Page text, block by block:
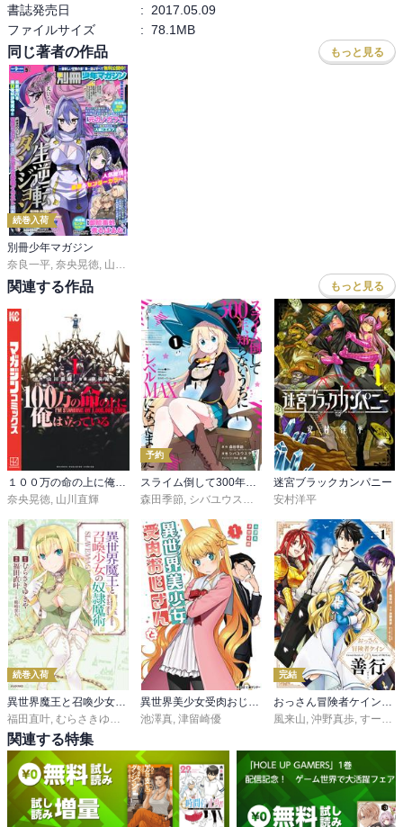
下手に知能のある相手だと、むしろ討伐する方が後々禍根を残して
危険になる場合だってあろうに。
他にも、せっかく芸まで教えて他に使い道もありそうだったのに目
先の飢えを凌ぐために食料にしちゃうとかね。
でも、それをしなかったらハジメは今頃は共同墓地の一員だったの
かもしれないんだろうね。
いも虫も結局潰れちゃったみたいだし、コミカルに見えて意外と殺
伐とした描写が目立つ巻だった。
そしてオリーヴさんが可愛い。
ナタリーちゃんにも香水をお土産にしてあげれば良かったのに。
こんな田舎で地味な自分が香水なんて付けたって・・・なんて独り
言つぶやきながら実は内心浮かれちゃってたりしてな！
アニャちゃんにも香水を買ってあげて本人も自覚してなかった乙女
心を発芽させて・・・捗りますな！
「頑張れば誰だってできる仕事」っていうのは、裏を返すと頑張れ
ない人にはできない仕事なんだよね。
そして、その頑張るってのが実はハードルが高い。
だから、それを頑張れるリルイは、それだけでもう立派な冒険者な
んだよね。
書誌発売日
:
2017.05.09
ファイルサイズ
: 78.1MB
同じ著者の作品 もっと見る
続巻入荷
別冊少年マガジン
奈良一平, 奈央晃徳, 山川直輝
関連する作品 もっと見る
奈央晃徳 山川直輝
予約
森田季節 シバユウスケ 紅緒
迷宮ブラックカンパニー
安村洋平
続巻入荷
異世界魔王と召喚少女の奴隷魔術
福田直叶, むらさきゆきや 鶴崎貴大
異世界美少女受肉おじさんと
池澤真, 津留崎優
完結
おっさん冒険者ケインの善行
風来山, 沖野真歩, すーぱーぞんび
関連する特集